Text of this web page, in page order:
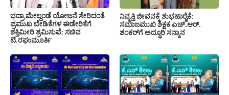
ಭದ್ರಾ ಮೇಲ್ದಂಡೆ ಯೋಜನೆ ಸೇರಿದಂತೆ
ಪ್ರಮುಖ ಬೇಡಿಕೆಗಳ ಈಡೇರಿಕೆಗೆ
ಶಕ್ತಿಮೀರಿ ಶ್ರಮಿಸುವೆ: ಸಚಿವ
ಟಿ.ರಘುಮೂರ್ತಿ
ನಿವೃತ್ತಿ ಜೀವನಕ್ಕೆ ಶುಭಹಾರೈಕೆ:
ಸಮಾಜಮುಖಿ ಶಿಕ್ಷಕ ಎಚ್.ಆರ್.
ಶಂಕರ್‌ಗೆ ಅದ್ಧೂರಿ ಸನ್ಮಾನ